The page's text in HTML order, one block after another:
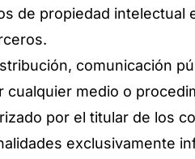
de propiedad intelectual
comunicación
medio o
por el titular de los
exclusivamente